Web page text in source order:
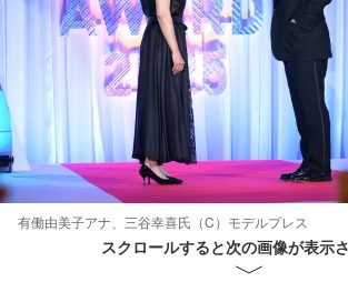
有働由美子アナ、三谷幸喜氏（C）モデルプレス
スクロールすると次の画像が表示